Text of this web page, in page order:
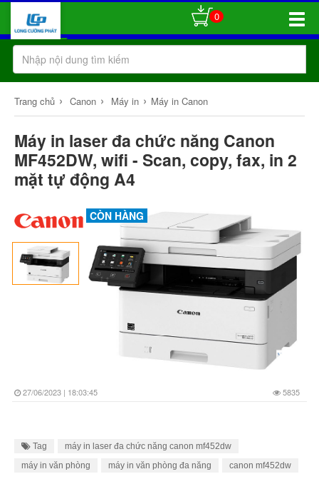
Toggle
0
Trang chủ › Canon › Máy in › Máy in Canon
Máy in laser đa chức năng Canon
MF452DW, wifi - Scan, copy, fax, in 2
mặt tự động A4
CÒN HÀNG
27/06/2023 | 18:03:45 5835
Tag
máy in laser đa chức năng canon mf452dw
máy in văn phòng
máy in văn phòng đa năng canon mf452dw